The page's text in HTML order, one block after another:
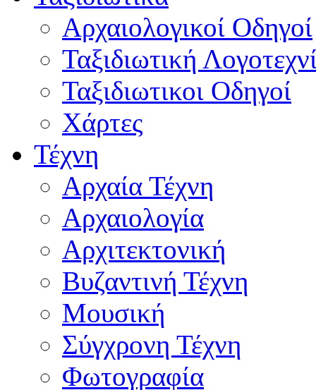
Αρχαιολογικοί Οδηγοί
Ταξιδιωτική
Ταξιδιωτικοι Οδηγοί
Χάρτες
Τέχνη
Αρχαία Τέχνη
Αρχαιολογία
Αρχιτεκτονική
Βυζαντινή Τέχνη
Μουσική
Σύγχρονη Τέχνη
Φωτογραφία